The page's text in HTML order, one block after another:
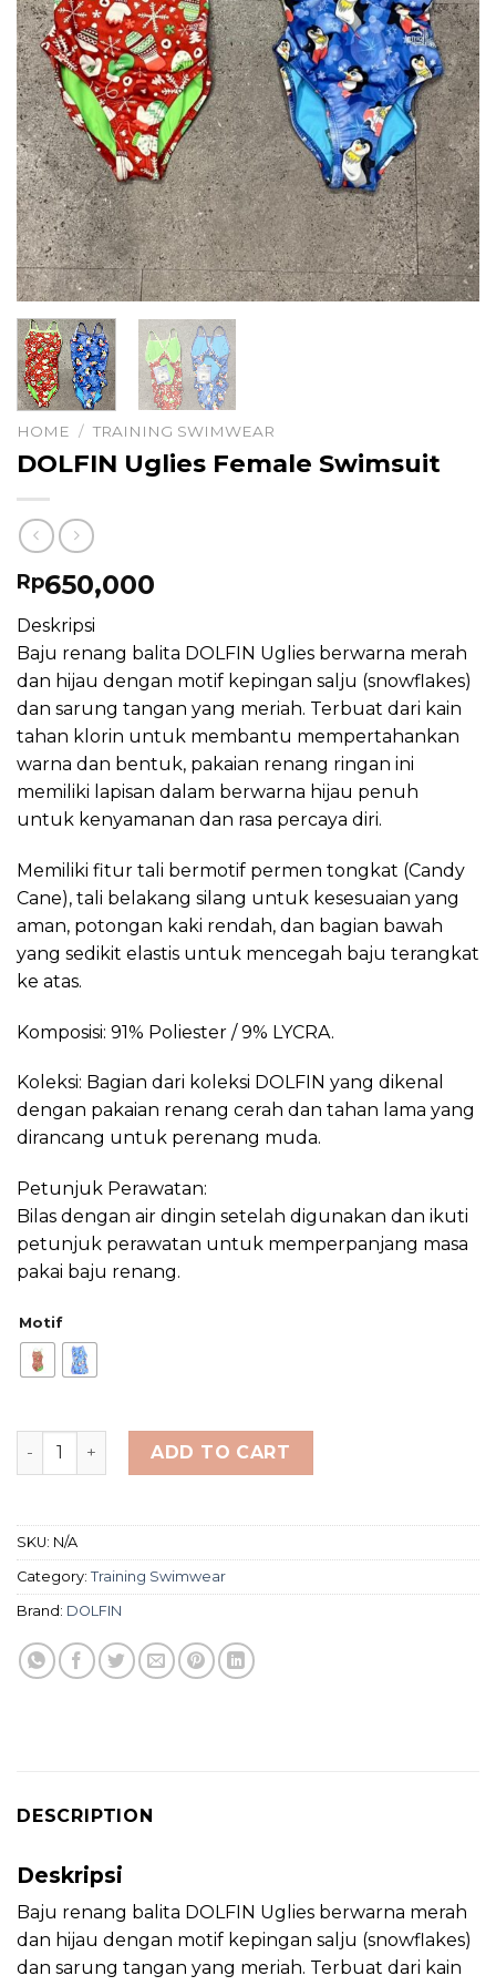
HOME / TRAINING SWIMWEAR
DOLFIN Uglies Female Swimsuit
Rp650,000
Deskripsi
Baju renang balita DOLFIN Uglies berwarna merah
dan hijau dengan motif kepingan salju (snowflakes)
dan sarung tangan yang meriah. Terbuat dari kain
tahan klorin untuk membantu mempertahankan
warna dan bentuk, pakaian renang ringan ini
memiliki lapisan dalam berwarna hijau penuh
untuk kenyamanan dan rasa percaya diri.
Memiliki fitur tali bermotif permen tongkat (Candy
Cane), tali belakang silang untuk kesesuaian yang
aman, potongan kaki rendah, dan bagian bawah
yang sedikit elastis untuk mencegah baju terangkat
ke atas.
Komposisi: 91% Poliester / 9% LYCRA.
Koleksi: Bagian dari koleksi DOLFIN yang dikenal
dengan pakaian renang cerah dan tahan lama yang
dirancang untuk perenang muda.
Petunjuk Perawatan:
Bilas dengan air dingin setelah digunakan dan ikuti
petunjuk perawatan untuk memperpanjang masa
pakai baju renang.
Motif
DOLFIN Uglies Female Swimsuit quantity
ADD TO CART
SKU: N/A
Category: Training Swimwear
Brand: DOLFIN
DESCRIPTION
Deskripsi
Baju renang balita DOLFIN Uglies berwarna merah
dan hijau dengan motif kepingan salju (snowflakes)
dan sarung tangan yang meriah. Terbuat dari kain